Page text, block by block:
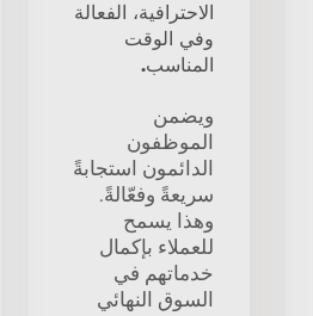
الاحترافية، الفعالة
وفي الوقت
المناسب.
ويضمن
الموظفون
الدائمون استجابةً
سريعةً وفعّالةً.
وهذا يسمح
للعملاء بإكمال
خدماتهم في
السوق النهائي